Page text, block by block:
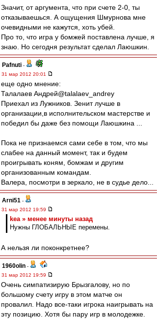
Значит, от аргумента, что при счете 2-0, ты
отказываешься. А ощущения Шмурнова мне
очевидными не кажутся, хоть убей.
Про то, что игра у бомжей поставлена лучше, я
знаю. Но сегодня результат сделал Лаюшкин.
Pafnuti -
31 мар 2012 20:01
еще одно мнение:
Талалаев Андрей‏@talalaev_andrey
Приехал из Лужников. Зенит лучше в
организации,в исполнительском мастерстве и
победил бы даже без помощи Лаюшкина ...
Пока не признаемся сами себе в том, что мы
слабее на данный момент, так и будем
проигрывать коням, бомжам и другим
организованным командам.
Валера, посмотри в зеркало, не в судье дело...
Arni51 -
31 мар 2012 19:59
kea » менее минуты назад
Нужны ГЛОБАЛЬНЫЕ перемены.
А нельзя ли поконкретнее?
1960olin -
31 мар 2012 19:59
Очень симпатизирую Брызгалову, но по
большому счету игру в этом матче он
провалил. Надо все-таки игрока наигрывать на
эту позицию. Хотя бы пару игр в молодежке.